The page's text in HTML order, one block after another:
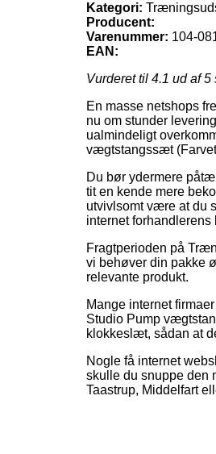
Kategori:
Producent:
Varenummer: 104-
EAN:
Vurderet til 4.1 ud af 5
En masse netshops
nu om stunder
ualmindeligt
vægtstangssæt
Du bør ydermere
tit en kende mere
utvivlsomt være at du
internet
Fragtperioden på
vi behøver din pakke
relevante produkt.
Mange internet
Studio Pump
klokkeslæt, sådan at
Nogle få internet
skulle du snuppe den
Taastrup, Middelfart